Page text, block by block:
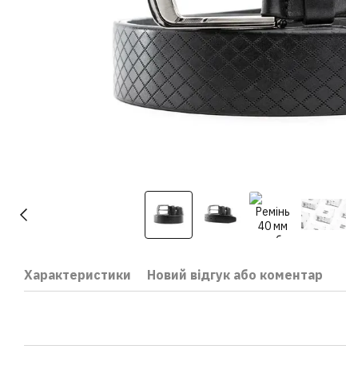
Характеристики Новий відгук або коментар